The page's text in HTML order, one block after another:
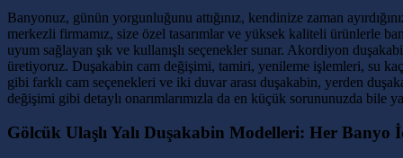
Banyonuz, günün yorgunluğunu attığınız, kendinize zaman
merkezli firmamız, size özel tasarımlar ve yüksek kaliteli ürünlerle
uyum sağlayan şık ve kullanışlı seçenekler sunar. Akordiyon
üretiyoruz. Duşakabin cam değişimi, tamiri, yenileme işlemleri, su
gibi farklı cam seçenekleri ve iki duvar arası duşakabin, yerden
değişimi gibi detaylı onarımlarımızla da en küçük sorununuzda bile
Gölcük Ulaşlı Yalı Duşakabin Modelleri: Her Banyo